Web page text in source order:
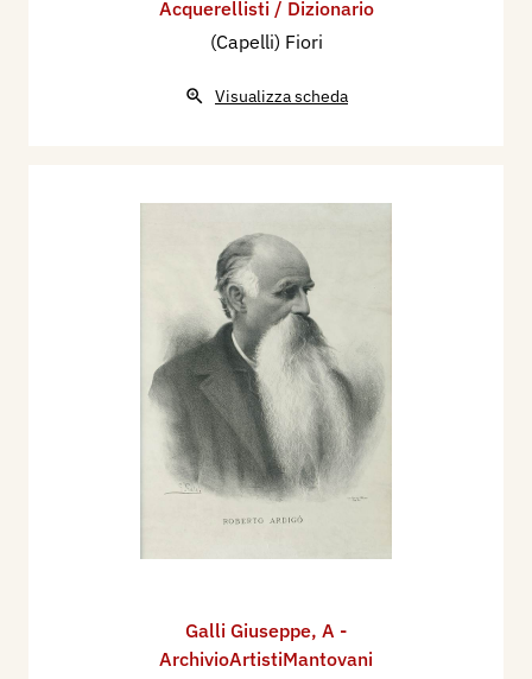
Acquerellisti / Dizionario
(Capelli) Fiori
Visualizza scheda
Galli Giuseppe, A -
ArchivioArtistiMantovani